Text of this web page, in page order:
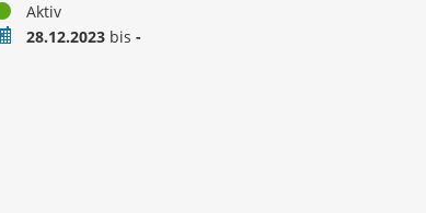
Aktiv
28.12.2023 bis-